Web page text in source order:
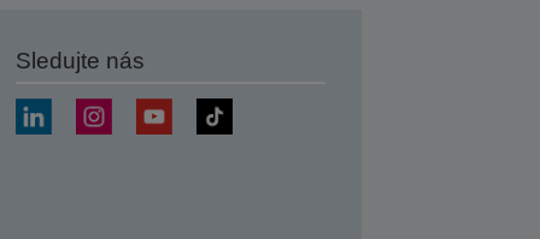
Sledujte nás